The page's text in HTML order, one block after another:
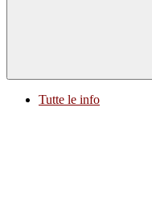
Tutte le info